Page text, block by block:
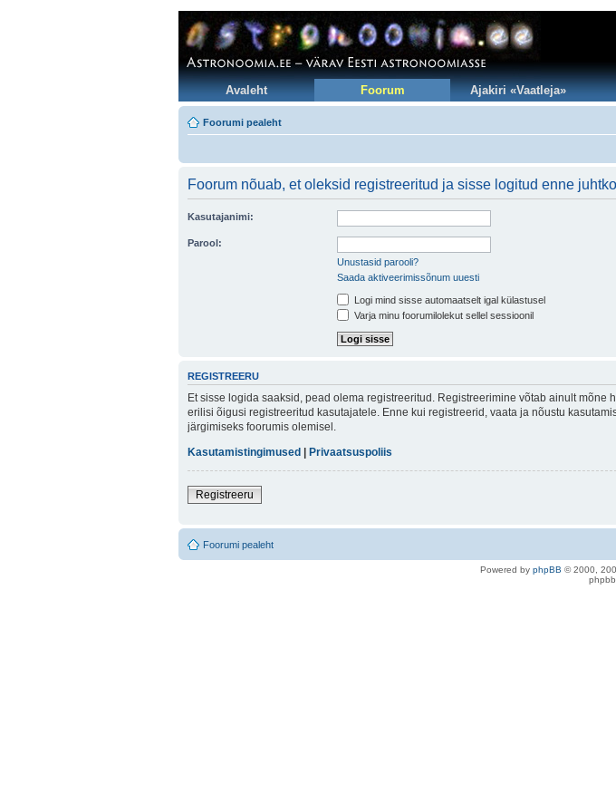
Avaleht Foorum Ajakiri «Vaatleja»
Foorumi pealeht
Foorum nõuab, et oleksid registreeritud ja sisse logitud enne
Kasutajanimi:
Parool:
Unustasid parooli?
Saada aktiveerimissõnum uuesti
Logi mind sisse automaatselt igal külastusel
Varja minu foorumilolekut sellel sessioonil
REGISTREERU
Et sisse logida saaksid, pead olema registreeritud. Registreerimine võtab ainult
erilisi õigusi registreeritud kasutajatele. Enne kui registreerid, vaata ja nõustu
järgimiseks foorumis olemisel.
Kasutamistingimused | Privaatsuspoliis
Registreeru
Foorumi pealeht
Powered by phpBB © 2000,